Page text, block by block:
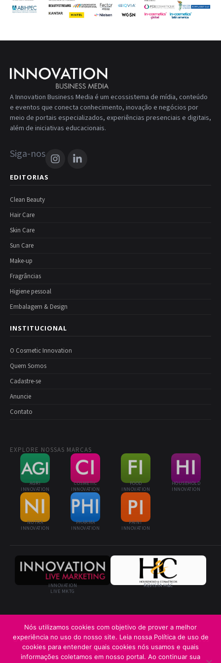
A Innovation Business Media é um ecossistema de mídia, conteúdo
e eventos que conecta conhecimento, inovação e negócios por
meio de portais especializados, experiências presenciais e digitais,
além de iniciativas educacionais.
Siga-nos
EDITORIAS
Clean Beauty
Hair Care
Skin Care
Sun Care
Make-up
Fragrâncias
Higiene pessoal
Embalagem & Design
INSTITUCIONAL
O Cosmetic Innovation
Quem Somos
Cadastre-se
Anuncie
Contato
EXPLORE NOSSAS MARCAS
AGRI
INNOVATION
COSMETIC
INNOVATION
FOOD
INNOVATION
HOUSEHOLD
INNOVATION
NUTRA
INNOVATION
PHARMA
INNOVATION
PAINT
INNOVATION
INNOVATION
LIVE MKTG
REVISTA H&C
© 2026 Cosmetic Innovation · Innovation Business Media Ltda. · Todos os
direitos reservados
Nós utilizamos cookies com objetivo de prover a melhor
experiência no uso do nosso site. Leia nossa Política de uso de
cookies para entender quais cookies nós usamos e quais
informações coletamos em nosso portal. Ao continuar sua